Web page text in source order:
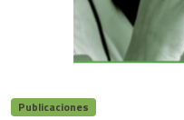
Publicaciones